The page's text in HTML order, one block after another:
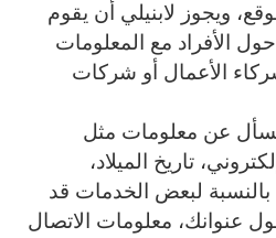
ويجوز لابنيلي أن يقوم
الأفراد مع المعلومات
الأعمال أو شركات
عن معلومات مثل
تاريخ الميلاد،
بالنسبة لبعض الخدمات قد
عنوانك، معلومات الاتصال